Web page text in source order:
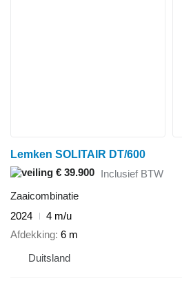
Lemken SOLITAIR DT/600
€ 39.900 Inclusief BTW
Zaaicombinatie
2024
4 m/u
Afdekking 6 m
Duitsland